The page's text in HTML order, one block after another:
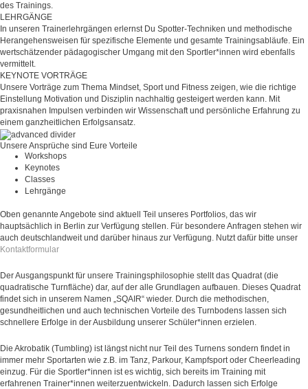
des Trainings.
LEHRGÄNGE
In unseren Trainerlehrgängen erlernst Du Spotter-Techniken und methodische
Herangehensweisen für spezifische Elemente und gesamte Trainingsabläufe. Ein
wertschätzender pädagogischer Umgang mit den Sportler*innen wird ebenfalls
vermittelt.
KEYNOTE VORTRÄGE
Unsere Vorträge zum Thema Mindset, Sport und Fitness zeigen, wie die richtige
Einstellung Motivation und Disziplin nachhaltig gesteigert werden kann. Mit
praxisnahen Impulsen verbinden wir Wissenschaft und persönliche Erfahrung zu
einem ganzheitlichen Erfolgsansatz.
Unsere Ansprüche sind Eure Vorteile
Workshops
Keynotes
Classes
Lehrgänge
Oben genannte Angebote sind aktuell Teil unseres Portfolios, das wir
hauptsächlich in Berlin zur Verfügung stellen. Für besondere Anfragen stehen wir
auch deutschlandweit und darüber hinaus zur Verfügung. Nutzt dafür bitte unser
Kontaktformular
Der Ausgangspunkt für unsere Trainingsphilosophie stellt das Quadrat (die
quadratische Turnfläche) dar, auf der alle Grundlagen aufbauen. Dieses Quadrat
findet sich in unserem Namen „SQAIR“ wieder. Durch die methodischen,
gesundheitlichen und auch technischen Vorteile des Turnbodens lassen sich
schnellere Erfolge in der Ausbildung unserer Schüler*innen erzielen.
Die Akrobatik (Tumbling) ist längst nicht nur Teil des Turnens sondern findet in
immer mehr Sportarten wie z.B. im Tanz, Parkour, Kampfsport oder Cheerleading
einzug. Für die Sportler*innen ist es wichtig, sich bereits im Training mit
erfahrenen Trainer*innen weiterzuentwickeln. Dadurch lassen sich Erfolge